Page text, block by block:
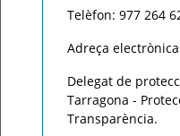
Telèfon: 977 264
Adreça
Delegat de
Tarragona -
Transparència.